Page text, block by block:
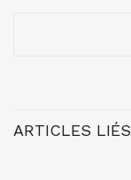
ARTICLES LIÉS